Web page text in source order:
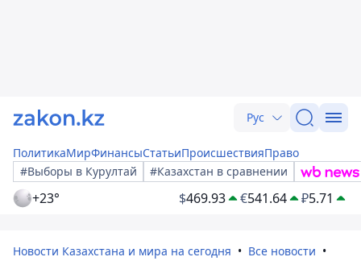
Рус
ПолитикаМирФинансыСтатьиПроисшествияПраво
#Выборы в Курултай
#Казахстан в сравнении
+23° $469.93 €541.64 ₽5.71
Новости Казахстана и мира на сегодня
Все новости